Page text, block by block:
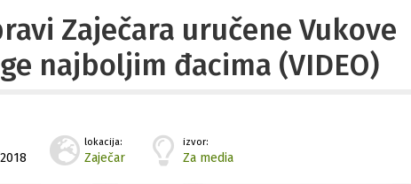
Zaječara uručene Vukove
najboljim đacima (VIDEO)
lokacija:
Zaječar
izvor:
Za media